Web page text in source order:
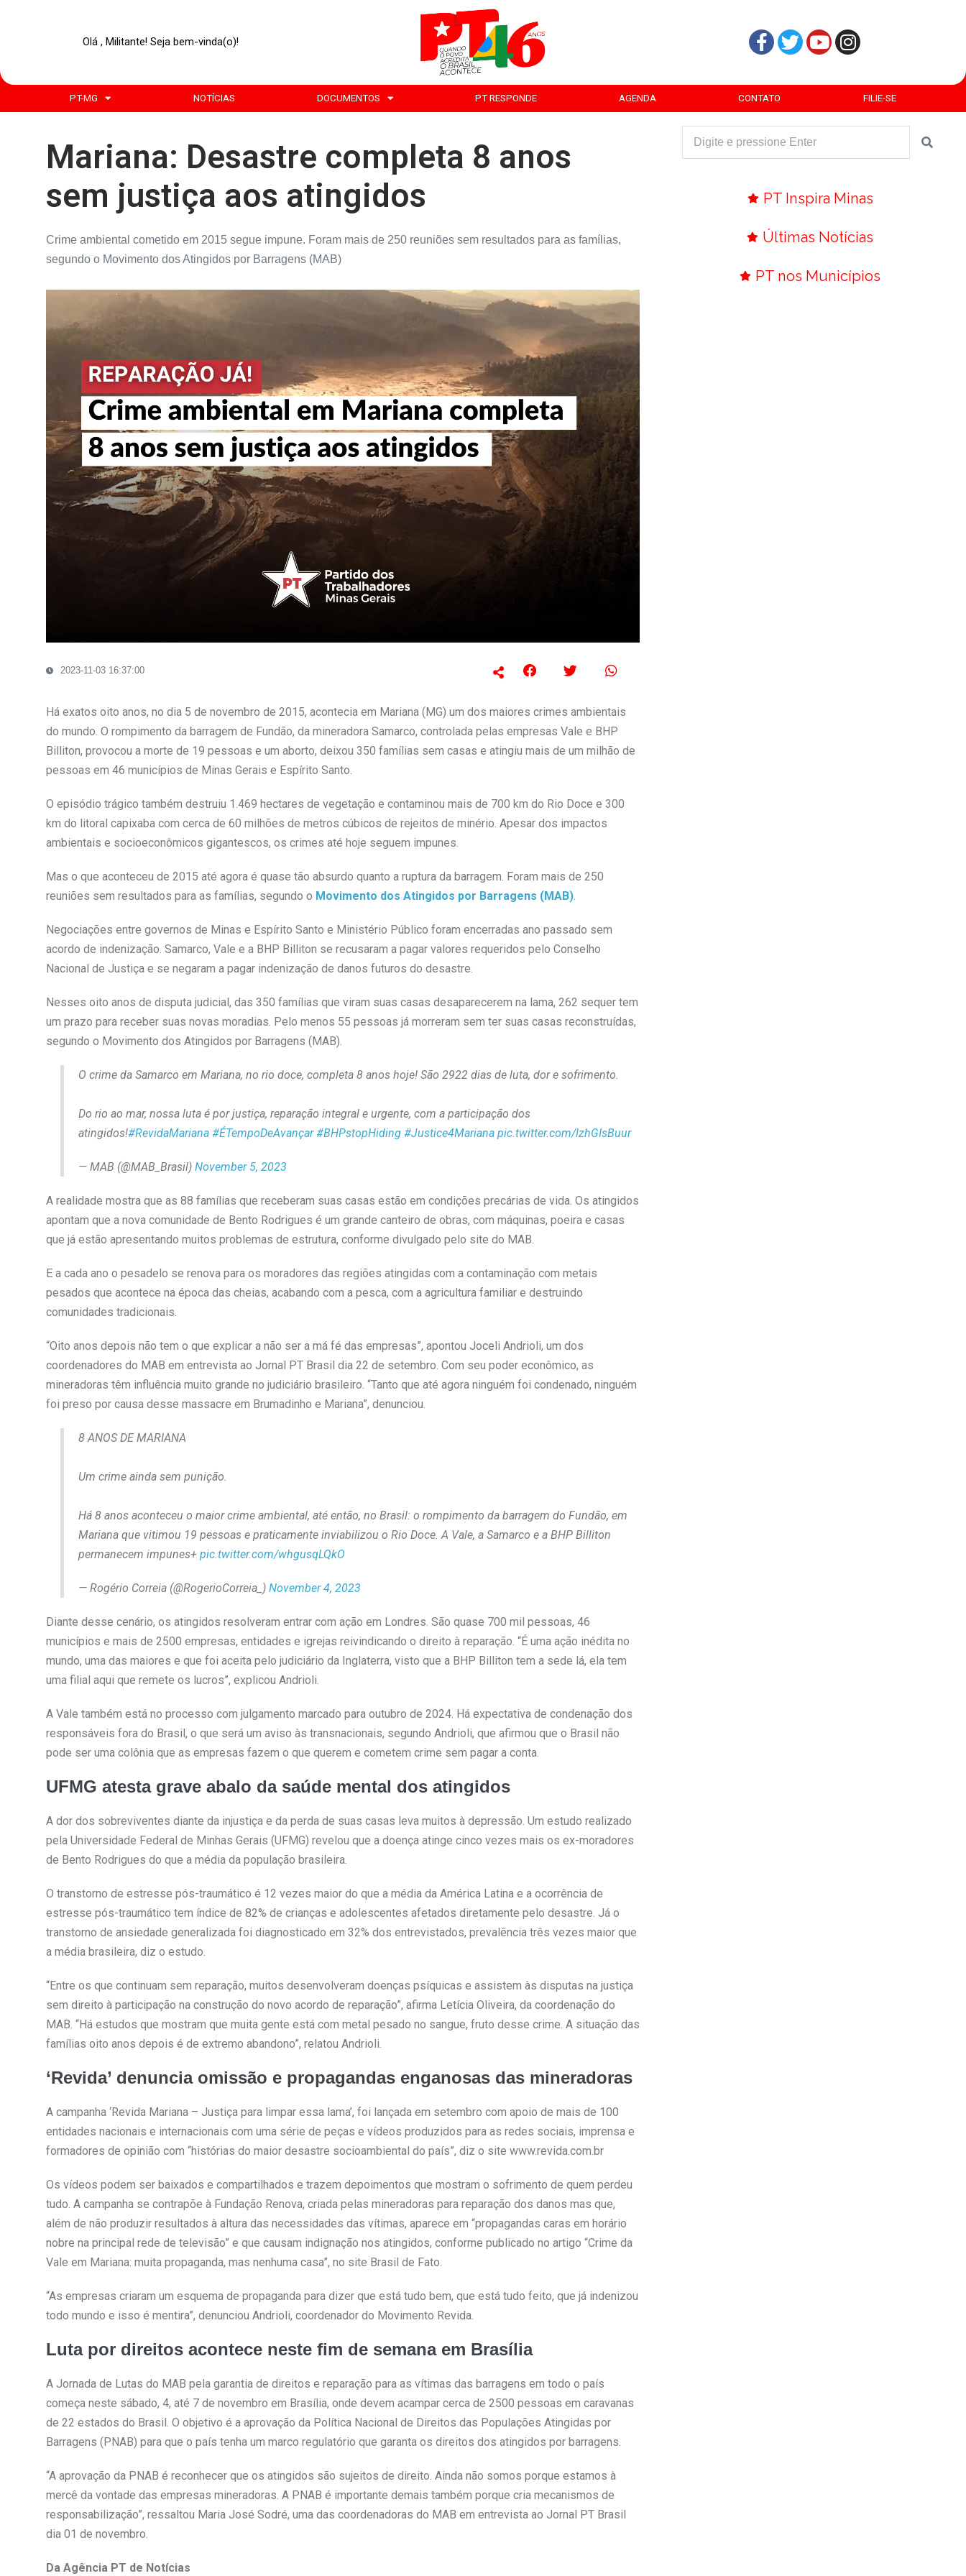
Olá , Militante! Seja bem-vinda(o)!
PT-MG NOTÍCIAS DOCUMENTOS PT RESPONDE AGENDA CONTATO FILIE-SE
Mariana: Desastre completa 8 anos
sem justiça aos atingidos
Crime ambiental cometido em 2015 segue impune. Foram mais de 250 reuniões sem resultados para as famílias,
segundo o Movimento dos Atingidos por Barragens (MAB)
2023-11-03 16:37:00
Há exatos oito anos, no dia 5 de novembro de 2015, acontecia em Mariana (MG) um dos maiores crimes ambientais
do mundo. O rompimento da barragem de Fundão, da mineradora Samarco, controlada pelas empresas Vale e BHP
Billiton, provocou a morte de 19 pessoas e um aborto, deixou 350 famílias sem casas e atingiu mais de um milhão de
pessoas em 46 municípios de Minas Gerais e Espírito Santo.
O episódio trágico também destruiu 1.469 hectares de vegetação e contaminou mais de 700 km do Rio Doce e 300
km do litoral capixaba com cerca de 60 milhões de metros cúbicos de rejeitos de minério. Apesar dos impactos
ambientais e socioeconômicos gigantescos, os crimes até hoje seguem impunes.
Mas o que aconteceu de 2015 até agora é quase tão absurdo quanto a ruptura da barragem. Foram mais de 250
reuniões sem resultados para as famílias, segundo o Movimento dos Atingidos por Barragens (MAB).
Negociações entre governos de Minas e Espírito Santo e Ministério Público foram encerradas ano passado sem
acordo de indenização. Samarco, Vale e a BHP Billiton se recusaram a pagar valores requeridos pelo Conselho
Nacional de Justiça e se negaram a pagar indenização de danos futuros do desastre.
Nesses oito anos de disputa judicial, das 350 famílias que viram suas casas desaparecerem na lama, 262 sequer tem
um prazo para receber suas novas moradias. Pelo menos 55 pessoas já morreram sem ter suas casas reconstruídas,
segundo o Movimento dos Atingidos por Barragens (MAB).
O crime da Samarco em Mariana, no rio doce, completa 8 anos hoje! São 2922 dias de luta, dor e sofrimento.
Do rio ao mar, nossa luta é por justiça, reparação integral e urgente, com a participação dos
atingidos!#RevidaMariana #ÉTempoDeAvançar #BHPstopHiding #Justice4Mariana pic.twitter.com/lzhGIsBuur
— MAB (@MAB_Brasil) November 5, 2023
A realidade mostra que as 88 famílias que receberam suas casas estão em condições precárias de vida. Os atingidos
apontam que a nova comunidade de Bento Rodrigues é um grande canteiro de obras, com máquinas, poeira e casas
que já estão apresentando muitos problemas de estrutura, conforme divulgado pelo site do MAB.
E a cada ano o pesadelo se renova para os moradores das regiões atingidas com a contaminação com metais
pesados que acontece na época das cheias, acabando com a pesca, com a agricultura familiar e destruindo
comunidades tradicionais.
“Oito anos depois não tem o que explicar a não ser a má fé das empresas”, apontou Joceli Andrioli, um dos
coordenadores do MAB em entrevista ao Jornal PT Brasil dia 22 de setembro. Com seu poder econômico, as
mineradoras têm influência muito grande no judiciário brasileiro. “Tanto que até agora ninguém foi condenado, ninguém
foi preso por causa desse massacre em Brumadinho e Mariana”, denunciou.
8 ANOS DE MARIANA
Um crime ainda sem punição.
Há 8 anos aconteceu o maior crime ambiental, até então, no Brasil: o rompimento da barragem do Fundão, em
Mariana que vitimou 19 pessoas e praticamente inviabilizou o Rio Doce. A Vale, a Samarco e a BHP Billiton
permanecem impunes+ pic.twitter.com/whgusqLQkO
— Rogério Correia (@RogerioCorreia_) November 4, 2023
Diante desse cenário, os atingidos resolveram entrar com ação em Londres. São quase 700 mil pessoas, 46
municípios e mais de 2500 empresas, entidades e igrejas reivindicando o direito à reparação. “É uma ação inédita no
mundo, uma das maiores e que foi aceita pelo judiciário da Inglaterra, visto que a BHP Billiton tem a sede lá, ela tem
uma filial aqui que remete os lucros”, explicou Andrioli.
A Vale também está no processo com julgamento marcado para outubro de 2024. Há expectativa de condenação dos
responsáveis fora do Brasil, o que será um aviso às transnacionais, segundo Andrioli, que afirmou que o Brasil não
pode ser uma colônia que as empresas fazem o que querem e cometem crime sem pagar a conta.
UFMG atesta grave abalo da saúde mental dos atingidos
A dor dos sobreviventes diante da injustiça e da perda de suas casas leva muitos à depressão. Um estudo realizado
pela Universidade Federal de Minhas Gerais (UFMG) revelou que a doença atinge cinco vezes mais os ex-moradores
de Bento Rodrigues do que a média da população brasileira.
O transtorno de estresse pós-traumático é 12 vezes maior do que a média da América Latina e a ocorrência de
estresse pós-traumático tem índice de 82% de crianças e adolescentes afetados diretamente pelo desastre. Já o
transtorno de ansiedade generalizada foi diagnosticado em 32% dos entrevistados, prevalência três vezes maior que
a média brasileira, diz o estudo.
“Entre os que continuam sem reparação, muitos desenvolveram doenças psíquicas e assistem às disputas na justiça
sem direito à participação na construção do novo acordo de reparação”, afirma Letícia Oliveira, da coordenação do
MAB. “Há estudos que mostram que muita gente está com metal pesado no sangue, fruto desse crime. A situação das
famílias oito anos depois é de extremo abandono”, relatou Andrioli.
‘Revida’ denuncia omissão e propagandas enganosas das mineradoras
A campanha ‘Revida Mariana – Justiça para limpar essa lama’, foi lançada em setembro com apoio de mais de 100
entidades nacionais e internacionais com uma série de peças e vídeos produzidos para as redes sociais, imprensa e
formadores de opinião com “histórias do maior desastre socioambiental do país”, diz o site www.revida.com.br
Os vídeos podem ser baixados e compartilhados e trazem depoimentos que mostram o sofrimento de quem perdeu
tudo. A campanha se contrapõe à Fundação Renova, criada pelas mineradoras para reparação dos danos mas que,
além de não produzir resultados à altura das necessidades das vítimas, aparece em “propagandas caras em horário
nobre na principal rede de televisão” e que causam indignação nos atingidos, conforme publicado no artigo “Crime da
Vale em Mariana: muita propaganda, mas nenhuma casa”, no site Brasil de Fato.
“As empresas criaram um esquema de propaganda para dizer que está tudo bem, que está tudo feito, que já indenizou
todo mundo e isso é mentira”, denunciou Andrioli, coordenador do Movimento Revida.
Luta por direitos acontece neste fim de semana em Brasília
A Jornada de Lutas do MAB pela garantia de direitos e reparação para as vítimas das barragens em todo o país
começa neste sábado, 4, até 7 de novembro em Brasília, onde devem acampar cerca de 2500 pessoas em caravanas
de 22 estados do Brasil. O objetivo é a aprovação da Política Nacional de Direitos das Populações Atingidas por
Barragens (PNAB) para que o país tenha um marco regulatório que garanta os direitos dos atingidos por barragens.
“A aprovação da PNAB é reconhecer que os atingidos são sujeitos de direito. Ainda não somos porque estamos à
mercê da vontade das empresas mineradoras. A PNAB é importante demais também porque cria mecanismos de
responsabilização”, ressaltou Maria José Sodré, uma das coordenadoras do MAB em entrevista ao Jornal PT Brasil
dia 01 de novembro.
Da Agência PT de Notícias
PT Inspira Minas
Últimas Notícias
PT nos Municípios